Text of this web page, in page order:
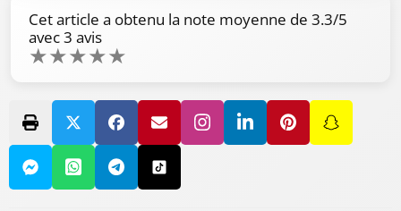
Cet article a obtenu la note moyenne de 3.3/5
avec3 avis
★★★★★